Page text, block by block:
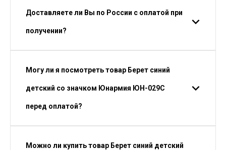
Доставляете ли Вы по России с оплатой при
получении?
Могу ли я посмотреть товар Берет синий
детский со значком Юнармия ЮН-029С
перед оплатой?
Можно ли купить товар Берет синий детский